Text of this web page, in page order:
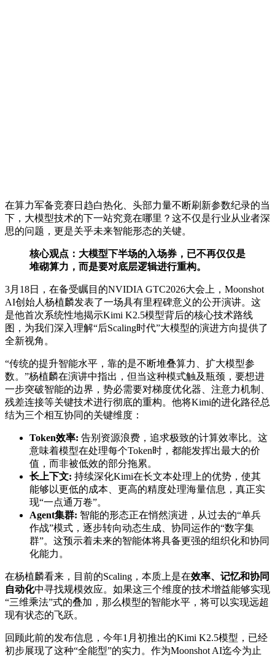
在算力军备竞赛日趋白热化、头部力量不断刷新参数纪录的当
下，大模型技术的下一站究竟在哪里？这不仅是行业从业者深
思的问题，更是关乎未来智能形态的关键。
核心观点：大模型下半场的入场券，已不再仅仅是
堆砌算力，而是要对底层逻辑进行重构。
3月18日，在备受瞩目的NVIDIA GTC2026大会上，Moonshot
AI创始人杨植麟发表了一场具有里程碑意义的公开演讲。这
是他首次系统性地揭示Kimi K2.5模型背后的核心技术路线
图，为我们深入理解“后Scaling时代”大模型的演进方向提供了
全新视角。
“传统的提升智能水平，靠的是不断堆叠算力、扩大模型参
数。”杨植麟在演讲中指出，但当这种模式触及瓶颈，要想进
一步突破智能的边界，势必需要对梯度优化器、注意力机制、
残差连接等关键技术进行彻底的重构。他将Kimi的进化路径总
结为三个相互协同的关键维度：
Token效率: 告别资源浪费，追求极致的计算效率比。这
意味着模型在处理每个Token时，都能发挥出最大的价
值，而非被低效的部分拖累。
长上下文: 持续深化Kimi在长文本处理上的优势，使其
能够以更低的成本、更高的精度处理海量信息，真正实
现“一点通万卷”。
Agent集群: 智能的形态正在悄然演进，从过去的“单兵
作战”模式，逐步转向动态生成、协同运作的“数字集
群”。这预示着未来的智能体将具备更强的组织化和协同
化能力。
在杨植麟看来，目前的Scaling，本质上是在效率、记忆和协同
自动化中寻找规模效应。如果这三个维度的技术增益能够实现
“三维乘法”式的叠加，那么模型的智能水平，将可以实现远超
现有状态的飞跃。
回顾此前的发布信息，今年1月初推出的Kimi K2.5模型，已经
初步展现了这种“全能型”的实力。作为Moonshot AI迄今为止